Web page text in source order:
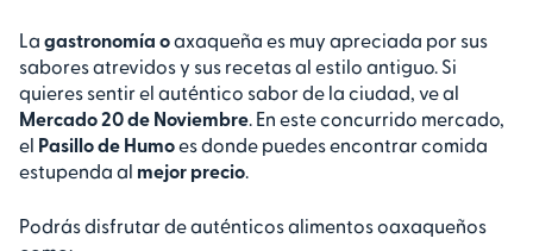
La gastronomía oaxaqueña es muy apreciada por sus
sabores atrevidos y sus recetas al estilo antiguo. Si
quieres sentir el auténtico sabor de la ciudad, ve al
Mercado 20 de Noviembre. En este concurrido mercado,
el Pasillo de Humoes donde puedes encontrar comida
estupenda al mejor precio.
Podrás disfrutar de auténticos alimentos oaxaqueños